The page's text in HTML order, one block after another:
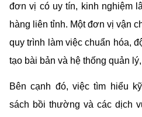
đơn vị có uy tín, kinh nghiệm
hàng liên tỉnh. Một đơn vị vận
quy trình làm việc chuẩn hóa,
tạo bài bản và hệ thống quản
Bên cạnh đó, việc tìm hiểu
sách bồi thường và các dịch